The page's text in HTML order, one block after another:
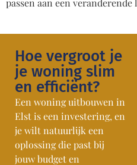
passen aan een veranderende
Hoe vergroot je
je woning slim
en efficiënt?
Een woning uitbouwen in
Elst is een investering, en
je wilt natuurlijk een
oplossing die past bij
jouw budget en